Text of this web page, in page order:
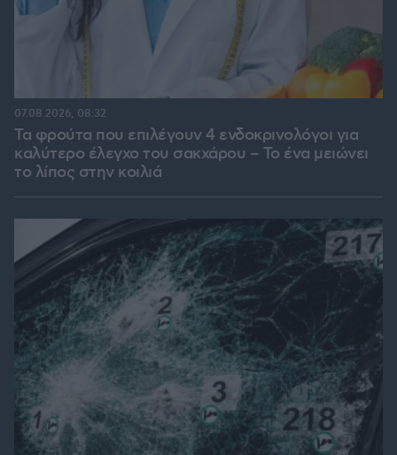
Τα φρούτα που επιλέγουν 4 ενδοκρινολόγοι για
καλύτερο έλεγχο του σακχάρου – Το ένα μειώνει
το λίπος στην κοιλιά
07.08.2026, 08:32